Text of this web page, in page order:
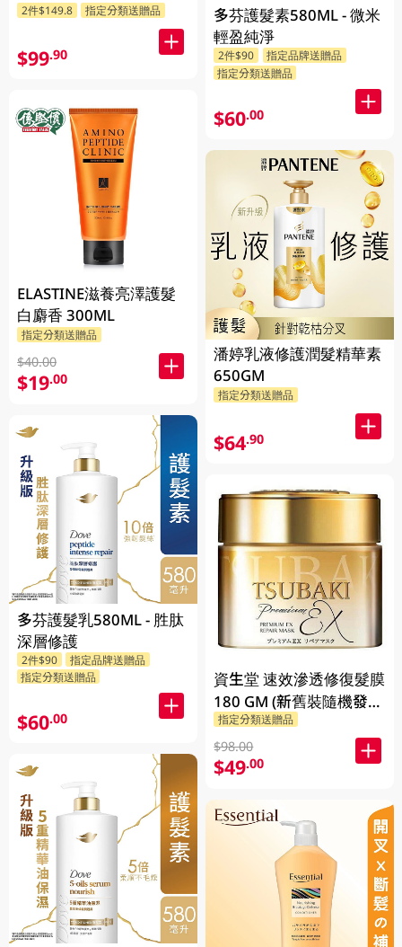
2件$149.8 指定分類送贈品
$99.90
ELASTINE滋養亮澤護髮
白麝香 300ML
指定分類送贈品
$40.00
$19.00
多芬護髮乳580ML - 胜肽
深層修護
2件$90
指定品牌送贈品
指定分類送贈品
$60.00
多芬護髮素580ML - 微米
輕盈純淨
2件$90
指定品牌送贈品
指定分類送贈品
$60.00
潘婷乳液修護潤髮精華素
650GM
指定分類送贈品
$64.90
資生堂 速效滲透修復髮膜
180 GM (新舊裝隨機發
貨)
指定分類送贈品
$98.00
$49.00